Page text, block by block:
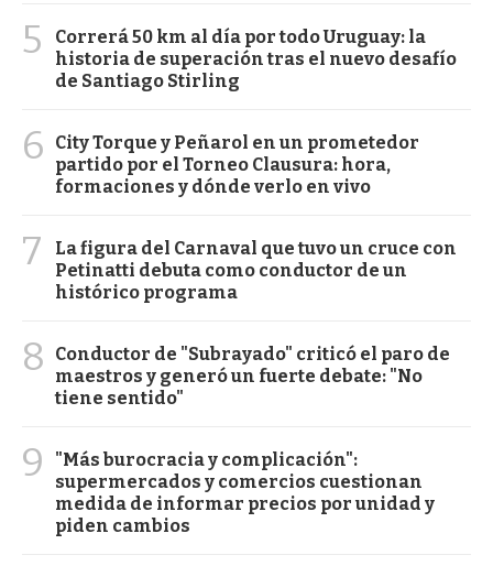
5
Correrá 50 km al día por todo Uruguay: la
historia de superación tras el nuevo desafío
de Santiago Stirling
6
City Torque y Peñarol en un prometedor
partido por el Torneo Clausura: hora,
formaciones y dónde verlo en vivo
7
La figura del Carnaval que tuvo un cruce con
Petinatti debuta como conductor de un
histórico programa
8
Conductor de "Subrayado" criticó el paro de
maestros y generó un fuerte debate: "No
tiene sentido"
9
"Más burocracia y complicación":
supermercados y comercios cuestionan
medida de informar precios por unidad y
piden cambios